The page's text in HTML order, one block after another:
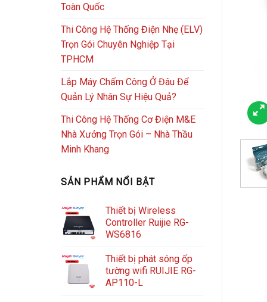
Toàn Quốc
Thi Công Hệ Thống Điện Nhẹ (ELV)
Trọn Gói Chuyên Nghiệp Tại
TPHCM
Lắp Máy Chấm Công Ở Đâu Để
Quản Lý Nhân Sự Hiệu Quả?
Thi Công Hệ Thống Cơ Điện M&E
Nhà Xưởng Trọn Gói – Nhà Thầu
Minh Khang
SẢN PHẨM NỔI BẬT
Thiết bị Wireless
Controller Ruijie RG-
WS6816
Thiết bị phát sóng ốp
tường wifi RUIJIE RG-
AP110-L